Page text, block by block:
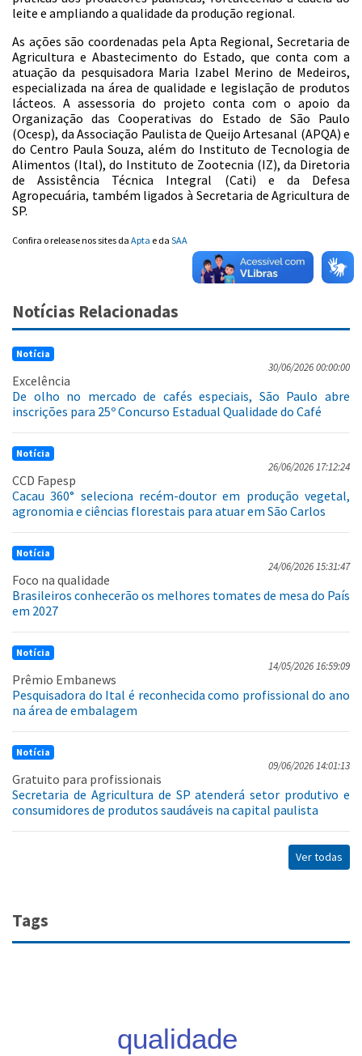
leite e ampliando a qualidade da produção regional.
As ações são coordenadas pela Apta Regional, Secretaria de
Agricultura e Abastecimento do Estado, que conta com a
atuação da pesquisadora Maria Izabel Merino de Medeiros,
especializada na área de qualidade e legislação de produtos
lácteos. A assessoria do projeto conta com o apoio da
Organização das Cooperativas do Estado de São Paulo
(Ocesp), da Associação Paulista de Queijo Artesanal (APQA) e
do Centro Paula Souza, além do Instituto de Tecnologia de
Alimentos (Ital), do Instituto de Zootecnia (IZ), da Diretoria
de Assistência Técnica Integral (Cati) e da Defesa
Agropecuária, também ligados à Secretaria de Agricultura de
SP.
Confira o release nos sites da Apta e da SAA
Notícias Relacionadas
Notícia
30/06/2026 00:00:00
Excelência
De olho no mercado de cafés especiais, São Paulo abre
inscrições para 25º Concurso Estadual Qualidade do Café
Notícia
26/06/2026 17:12:24
CCD Fapesp
Cacau 360° seleciona recém-doutor em produção vegetal,
agronomia e ciências florestais para atuar em São Carlos
Notícia
24/06/2026 15:31:47
Foco na qualidade
Brasileiros conhecerão os melhores tomates de mesa do País
em 2027
Notícia
14/05/2026 16:59:09
Prêmio Embanews
Pesquisadora do Ital é reconhecida como profissional do ano
na área de embalagem
Notícia
09/06/2026 14:01:13
Gratuito para profissionais
Secretaria de Agricultura de SP atenderá setor produtivo e
consumidores de produtos saudáveis na capital paulista
Ver todas
Tags
qualidade